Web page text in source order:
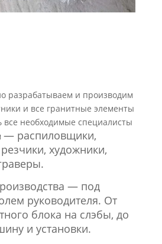
разрабатываем и производим
и все гранитные элементы
все необходимые специалисты
— распиловщики,
художники,
— под
руководителя. От
блока на слэбы, до
и установки.